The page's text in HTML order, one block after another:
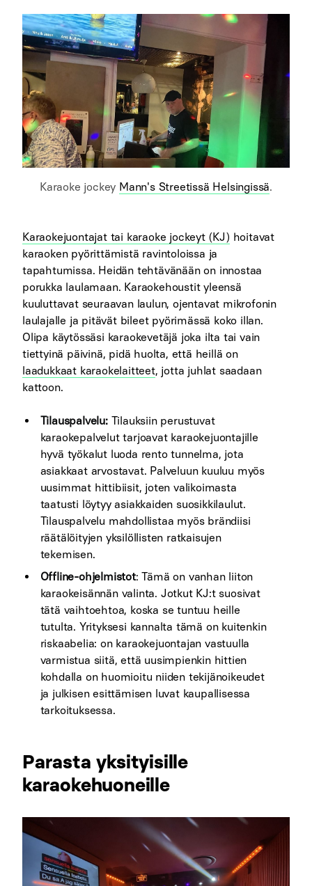
Karaoke jockey Mann's Streetissä Helsingissä.
Karaokejuontajat tai karaoke jockeyt (KJ) hoitavat
karaoken pyörittämistä ravintoloissa ja
tapahtumissa. Heidän tehtävänään on innostaa
porukka laulamaan. Karaokehoustit yleensä
kuuluttavat seuraavan laulun, ojentavat mikrofonin
laulajalle ja pitävät bileet pyörimässä koko illan.
Olipa käytössäsi karaokevetäjä joka ilta tai vain
tiettyinä päivinä, pidä huolta, että heillä on
laadukkaat karaokelaitteet, jotta juhlat saadaan
kattoon.
Tilauspalvelu: Tilauksiin perustuvat
karaokepalvelut tarjoavat karaokejuontajille
hyvä työkalut luoda rento tunnelma, jota
asiakkaat arvostavat. Palveluun kuuluu myös
uusimmat hittibiisit, joten valikoimasta
taatusti löytyy asiakkaiden suosikkilaulut.
Tilauspalvelu mahdollistaa myös brändiisi
räätälöityjen yksilöllisten ratkaisujen
tekemisen.
Offline-ohjelmistot: Tämä on vanhan liiton
karaokeisännän valinta. Jotkut KJ:t suosivat
tätä vaihtoehtoa, koska se tuntuu heille
tutulta. Yrityksesi kannalta tämä on kuitenkin
riskaabelia: on karaokejuontajan vastuulla
varmistua siitä, että uusimpienkin hittien
kohdalla on huomioitu niiden tekijänoikeudet
ja julkisen esittämisen luvat kaupallisessa
tarkoituksessa.
Parasta yksityisille
karaokehuoneille